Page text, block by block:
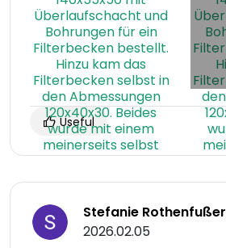
Useful
Stefanie Rothenfußer
2026.02.05